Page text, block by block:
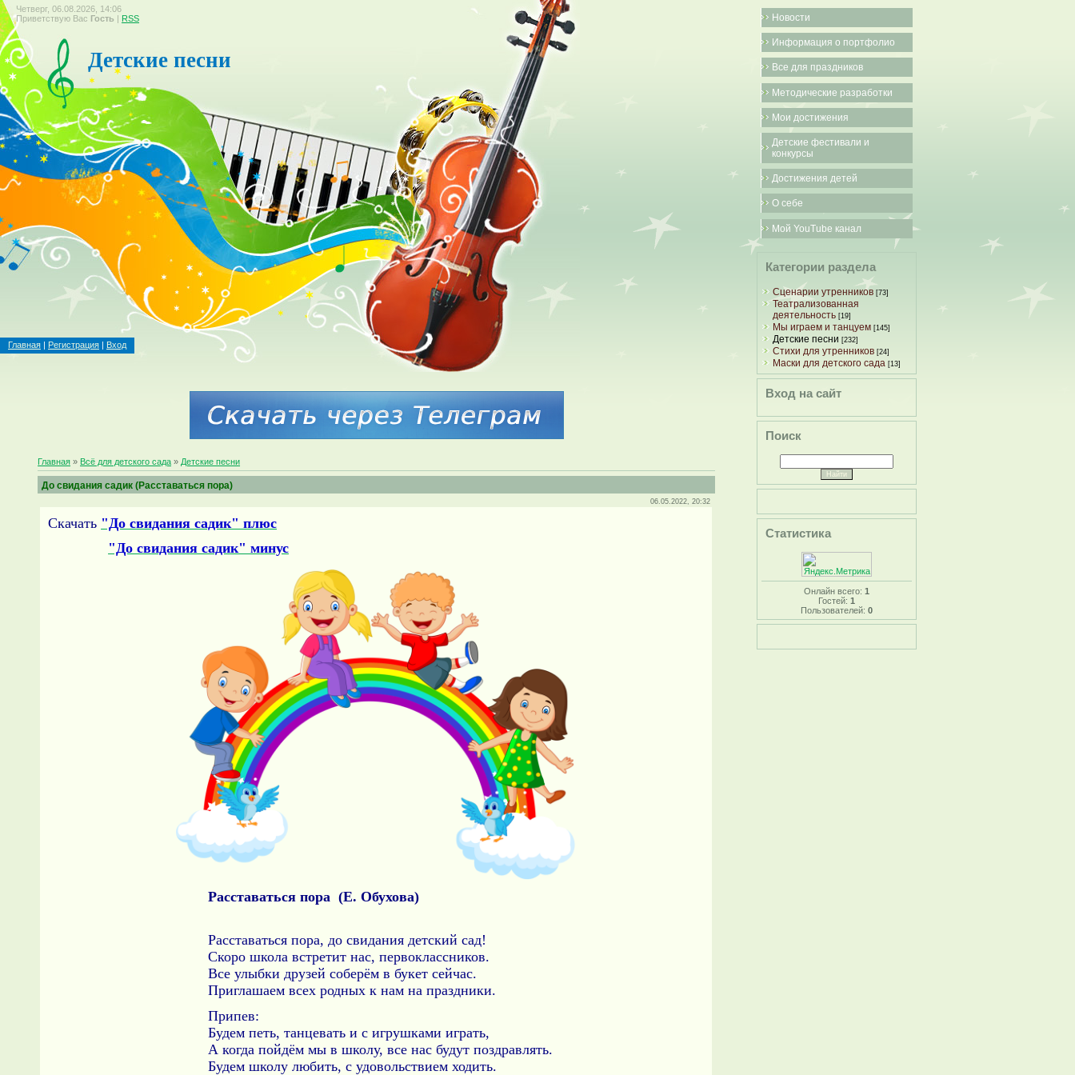
Четверг, 06.08.2026, 14:06
Приветствую Вас Гость | RSS
Детские песни
Главная | Регистрация | Вход
Главная » Всё для детского сада » Детские песни
До свидания садик (Расставаться пора)
06.05.2022, 20:32
Скачать "До свидания садик" плюс
"До свидания садик" минус
Расставаться пора (Е. Обухова)
Расставаться пора, до свидания детский сад!
Скоро школа встретит нас, первоклассников.
Все улыбки друзей соберём в букет сейчас.
Приглашаем всех родных к нам на праздники.
Припев:
Будем петь, танцевать и с игрушками играть,
А когда пойдём мы в школу, все нас будут поздравлять.
Будем школу любить, с удовольствием ходить.
Новости
Информация о портфолио
Все для праздников
Методические разработки
Мои достижения
Детские фестивали и
конкурсы
Достижения детей
О себе
Мой YouTube канал
Категории раздела
Сценарии утренников [73]
Театрализованная
деятельность [19]
Мы играем и танцуем [145]
Детские песни [232]
Стихи для утренников [24]
Маски для детского сада [13]
Вход на сайт
Поиск
Статистика
Онлайн всего: 1
Гостей: 1
Пользователей: 0